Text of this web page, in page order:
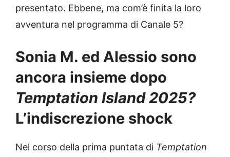
presentato. Ebbene, ma com’è finita la loro
avventura nel programma di Canale 5?
Sonia M. ed Alessio sono
ancora insieme dopo
Temptation Island 2025?
L’indiscrezione shock
Nel corso della prima puntata di Temptation